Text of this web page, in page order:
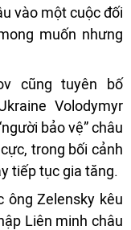
vào một cuộc đối
muốn nhưng
cũng tuyên bố
Volodymyr
bảo vệ” châu
trong bối cảnh
tiếp tục gia tăng.
ông Zelensky kêu
Liên minh châu